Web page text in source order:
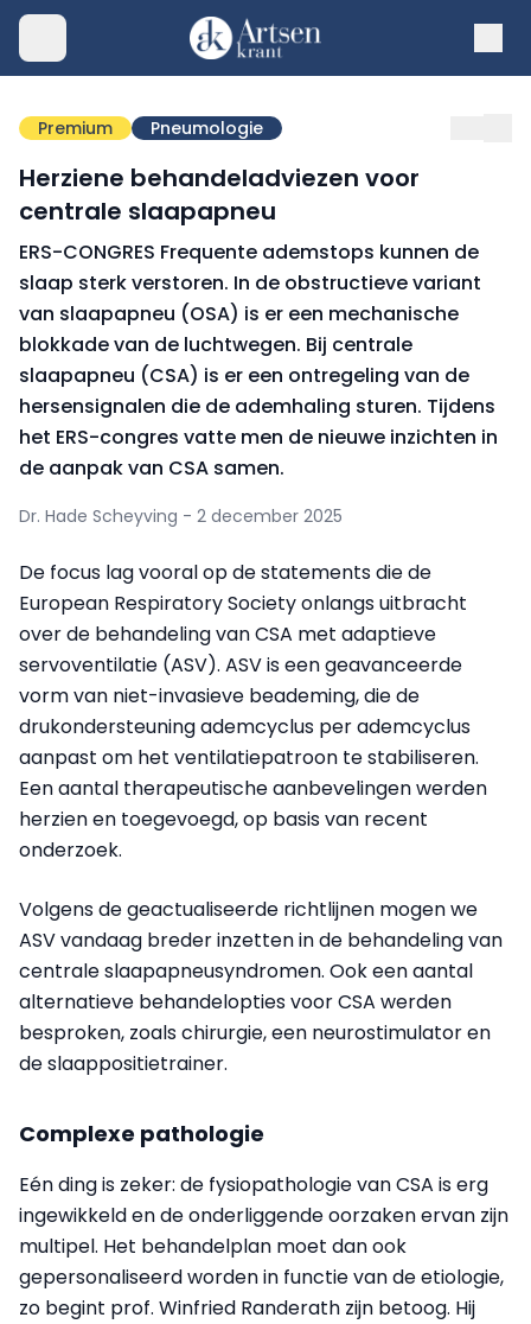
Premium Pneumologie
Herziene behandeladviezen voor
centrale slaapapneu
ERS-CONGRES Frequente ademstops kunnen de
slaap sterk verstoren. In de obstructieve variant
van slaapapneu (OSA) is er een mechanische
blokkade van de luchtwegen. Bij centrale
slaapapneu (CSA) is er een ontregeling van de
hersensignalen die de ademhaling sturen. Tijdens
het ERS-congres vatte men de nieuwe inzichten in
de aanpak van CSA samen.
Dr. Hade Scheyving - 2 december 2025
De focus lag vooral op de statements die de
European Respiratory Society onlangs uitbracht
over de behandeling van CSA met adaptieve
servoventilatie (ASV). ASV is een geavanceerde
vorm van niet-invasieve beademing, die de
drukondersteuning ademcyclus per ademcyclus
aanpast om het ventilatiepatroon te stabiliseren.
Een aantal therapeutische aanbevelingen werden
herzien en toegevoegd, op basis van recent
onderzoek.
Volgens de geactualiseerde richtlijnen mogen we
ASV vandaag breder inzetten in de behandeling van
centrale slaapapneusyndromen. Ook een aantal
alternatieve behandelopties voor CSA werden
besproken, zoals chirurgie, een neurostimulator en
de slaappositietrainer.
Complexe pathologie
Eén ding is zeker: de fysiopathologie van CSA is erg
ingewikkeld en de onderliggende oorzaken ervan zijn
multipel. Het behandelplan moet dan ook
gepersonaliseerd worden in functie van de etiologie,
zo begint prof. Winfried Randerath zijn betoog. Hij